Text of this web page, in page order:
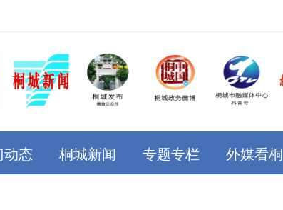
动态 桐城新闻 专题专栏 外媒看桐